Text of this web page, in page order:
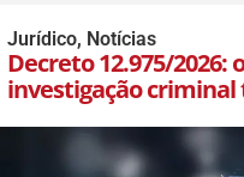
Jurídico, Notícias
Decreto 12.975/2026:
investigação criminal